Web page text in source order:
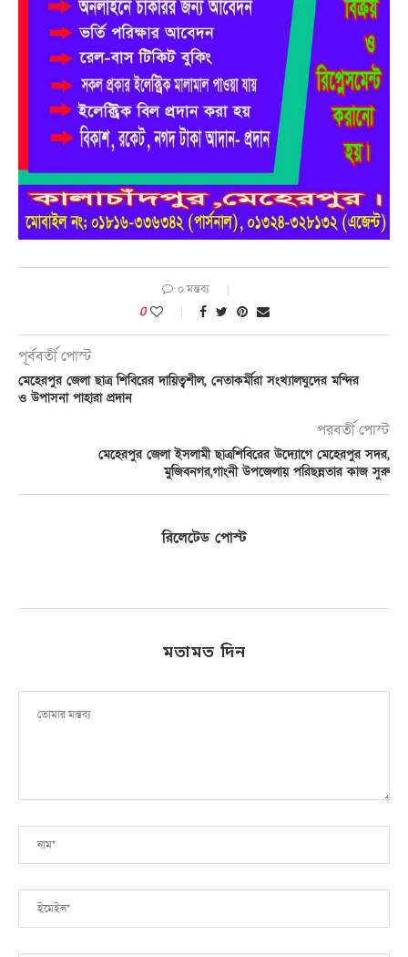
০ মন্তব্য
0
পূর্ববর্তী পোস্ট
মেহেরপুর জেলা ছাত্র শিবিরের দায়িত্বশীল, নেতাকর্মীরা সংখ্যালঘুদের মন্দির
ও উপাসনা পাহারা প্রদান
পরবর্তী পোস্ট
মেহেরপুর জেলা ইসলামী ছাত্রশিবিরের উদ্যোগে মেহেরপুর সদর,
মুজিবনগর,গাংনী উপজেলায় পরিছন্নতার কাজ সুরু
রিলেটেড পোস্ট
মতামত দিন